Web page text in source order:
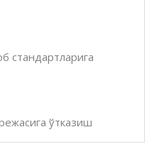
стандартларига
ўтказиш